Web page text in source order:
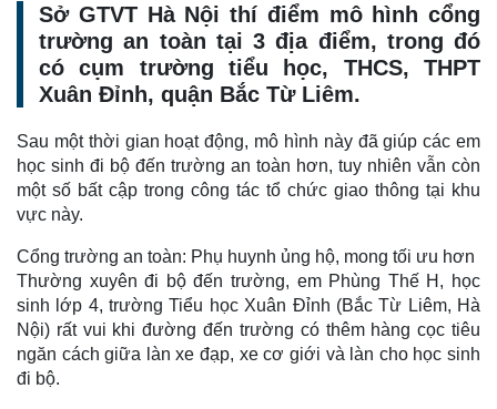
Sở GTVT Hà Nội thí điểm mô hình cổng
trường an toàn tại 3 địa điểm, trong đó
có cụm trường tiểu học, THCS, THPT
Xuân Đỉnh, quận Bắc Từ Liêm.
Sau một thời gian hoạt động, mô hình này đã giúp các em
học sinh đi bộ đến trường an toàn hơn, tuy nhiên vẫn còn
một số bất cập trong công tác tổ chức giao thông tại khu
vực này.
Cổng trường an toàn: Phụ huynh ủng hộ, mong tối ưu hơn
Thường xuyên đi bộ đến trường, em Phùng Thế H, học
sinh lớp 4, trường Tiểu học Xuân Đỉnh (Bắc Từ Liêm, Hà
Nội) rất vui khi đường đến trường có thêm hàng cọc tiêu
ngăn cách giữa làn xe đạp, xe cơ giới và làn cho học sinh
đi bộ.